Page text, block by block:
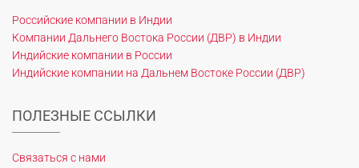
Российские компании в Индии
Компании Дальнего Востока России (ДВР) в Индии
Индийские компании в России
Индийские компании на Дальнем Востоке России (ДВР)
ПОЛЕЗНЫЕ ССЫЛКИ
Связаться с нами